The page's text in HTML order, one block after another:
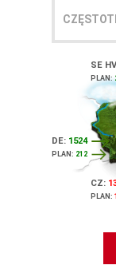
SE
PLAN:
DE: 1524
PLAN: 212
CZ:
PLAN: